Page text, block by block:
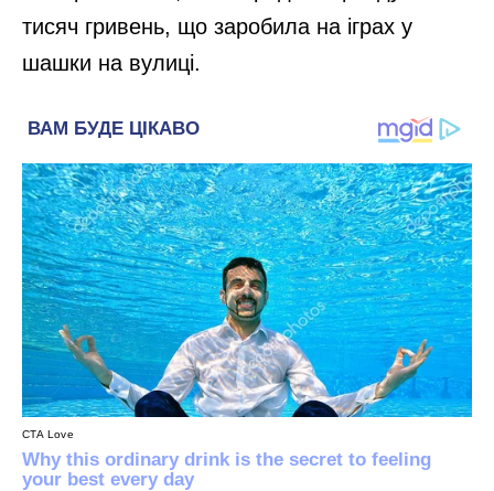
тисяч гривень, що заробила на іграх у
шашки на вулиці.